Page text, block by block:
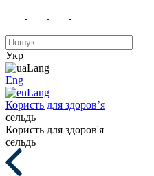
Укр
Eng
Користь для здоров’я
сельдь
Користь для здоров'я
сельдь